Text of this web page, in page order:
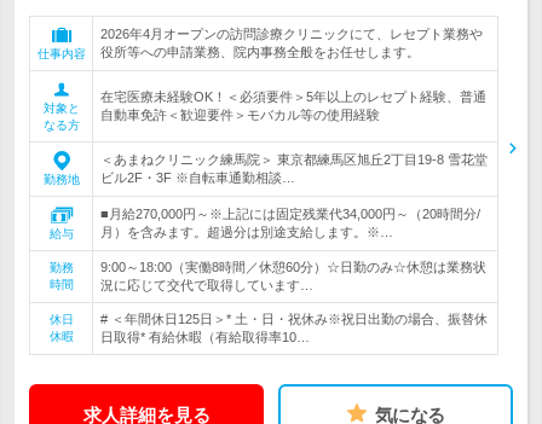
仕事内容
2026年4月オープンの訪問診療クリニックにて、レセプト業務や
役所等への申請業務、院内事務全般をお任せします。
対象と
なる方
在宅医療未経験OK！＜必須要件＞5年以上のレセプト経験、普通
自動車免許＜歓迎要件＞モバカル等の使用経験
勤務地
＜あまねクリニック練馬院＞ 東京都練馬区旭丘2丁目19-8 雪花堂
ビル2F・3F ※自転車通勤相談…
給与
■月給270,000円～※上記には固定残業代34,000円～（20時間分/
月）を含みます。超過分は別途支給します。※…
勤務
時間
9:00～18:00（実働8時間／休憩60分）☆日勤のみ☆休憩は業務状
況に応じて交代で取得しています…
休日
休暇
# ＜年間休日125日＞* 土・日・祝休み※祝日出勤の場合、振替休
日取得* 有給休暇（有給取得率10…
求人詳細を見る 気になる